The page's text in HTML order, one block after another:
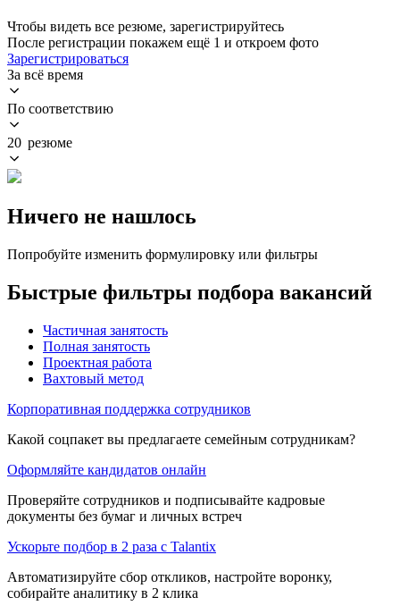
Чтобы видеть все резюме, зарегистрируйтесь
После регистрации покажем ещё 1 и откроем фото
Зарегистрироваться
За всё время
По соответствию
20 резюме
Ничего не нашлось
Попробуйте изменить формулировку или фильтры
Быстрые фильтры подбора вакансий
Частичная занятость
Полная занятость
Проектная работа
Вахтовый метод
Корпоративная поддержка сотрудников
Какой соцпакет вы предлагаете семейным сотрудникам?
Оформляйте кандидатов онлайн
Проверяйте сотрудников и подписывайте кадровые
документы без бумаг и личных встреч
Ускорьте подбор в 2 раза с Talantix
Автоматизируйте сбор откликов, настройте воронку,
собирайте аналитику в 2 клика